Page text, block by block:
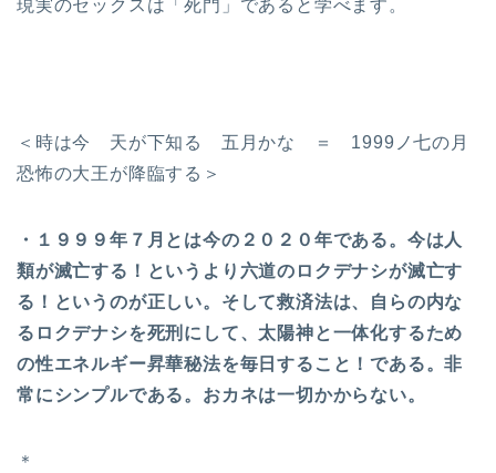
現実のセックスは「死門」であると学べます。
＜時は今 天が下知る 五月かな ＝ 1999ノ七の月
恐怖の大王が降臨する＞
・１９９９年７月とは今の２０２０年である。今は人
類が滅亡する！というより六道のロクデナシが滅亡す
る！というのが正しい。そして救済法は、自らの内な
るロクデナシを死刑にして、太陽神と一体化するため
の性エネルギー昇華秘法を毎日すること！である。非
常にシンプルである。おカネは一切かからない。
＊